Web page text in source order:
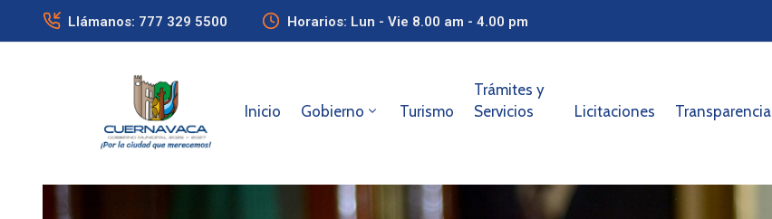
Llámanos: 777 329 5500 Horarios: Lun - Vie 8.00 am - 4.00 pm
Inicio Gobierno Turismo
Trámites y
Servicios
Licitaciones Transparencia